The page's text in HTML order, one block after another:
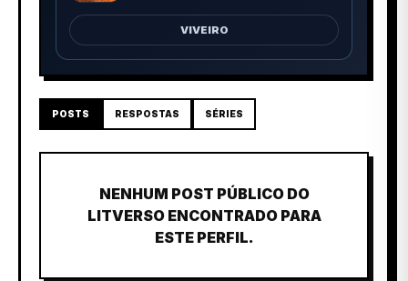
VIVEIRO
POSTS RESPOSTAS SÉRIES
NENHUM POST PÚBLICO DO
LITVERSO ENCONTRADO PARA
ESTE PERFIL.